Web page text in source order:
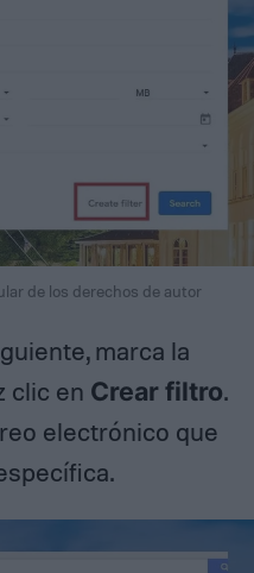
de los derechos de autor
marca la
clic en Crear filtro.
electrónico que